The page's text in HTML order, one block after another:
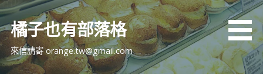
跳
主
內
橘子也有部落格
來信請寄 orange.tw@gmail.com